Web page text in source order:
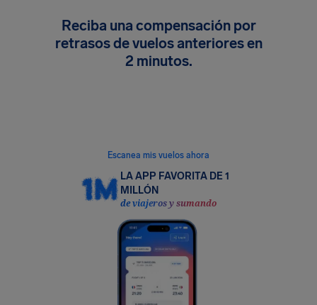
Reciba una compensación por
retrasos de vuelos anteriores en
2 minutos.
Escanea mis vuelos ahora
LA APP FAVORITA DE 1
MILLÓN
de viajeros y sumando